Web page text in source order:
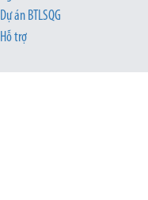
Dự án BTLSQG
Hỗ trợ